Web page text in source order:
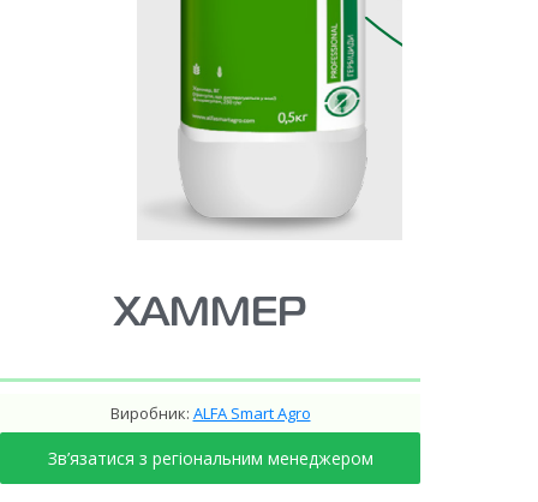
ХАММЕР
Виробник: ALFA Smart Agro
Зв’язатися з регіональним менеджером